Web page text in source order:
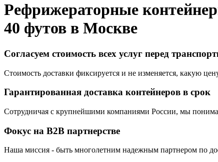
Рефрижераторные
40 футов в Москве
Согласуем стоимость всех услуг перед
Стоимость доставки фиксируется и не изменяется, какую
Гарантированная доставка контейнеров в срок
Сотрудничая с крупнейшими компаниями России, мы
Фокус на B2B партнерстве
Наша миссия - быть многолетним надежным партнером по